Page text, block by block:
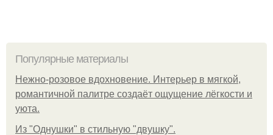
Популярные материалы
Нежно-розовое вдохновение. Интерьер в мягкой,
романтичной палитре создаёт ощущение лёгкости и
уюта.
Из "Однушки" в стильную "двушку".